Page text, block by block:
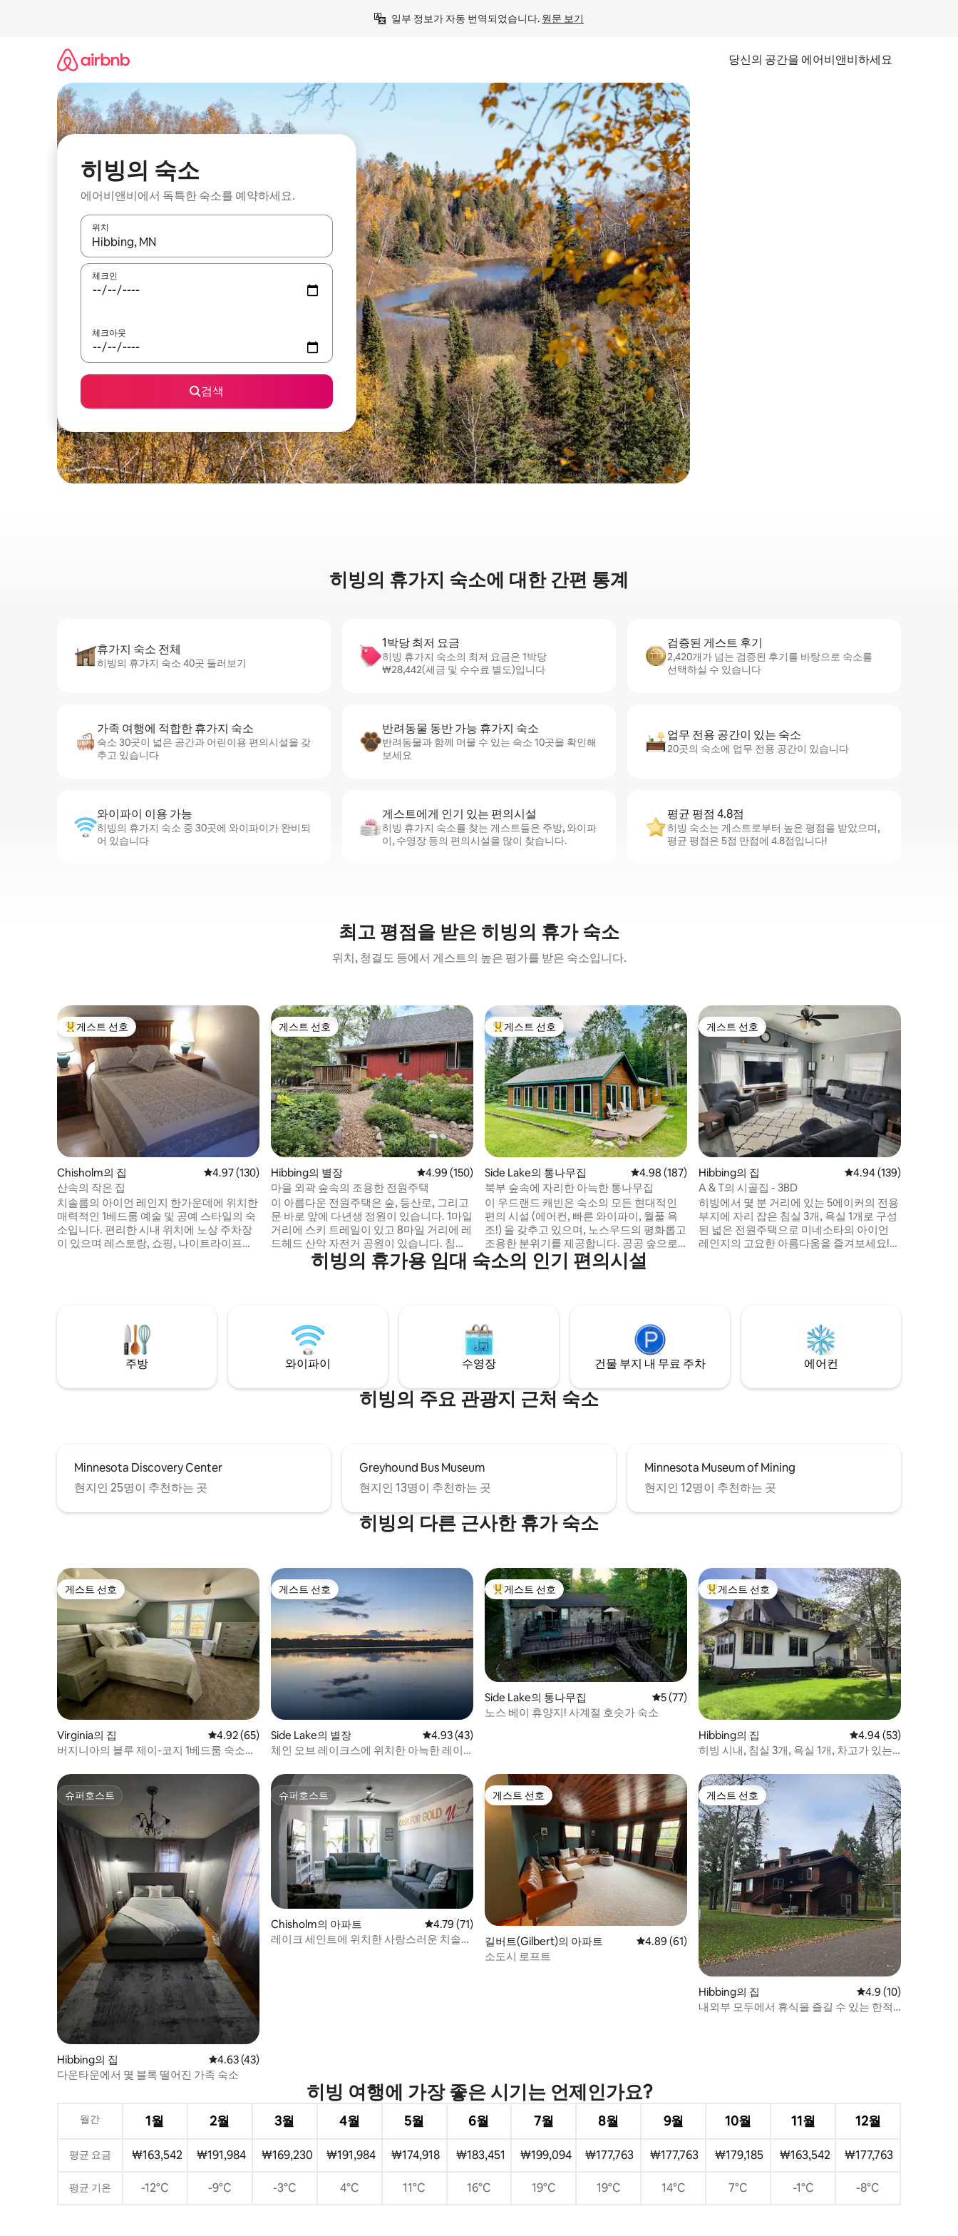
일부 정보가 자동 번역되었습니다. 원문 보기
당신의 공간을 에어비앤비하세요
히빙의 숙소
에어비앤비에서 독특한 숙소를 예약하세요.
위치
결과가 나오면 위·아래 화살표 키를 사용하거나 터치 또는 스와이프 동작으로 탐색하세요.
체크인
체크아웃
검색
히빙의 휴가지 숙소에 대한 간편 통계
휴가지 숙소 전체
히빙의 휴가지 숙소 40곳 둘러보기
1박당 최저 요금
히빙 휴가지 숙소의 최저 요금은 1박당
₩28,442(세금 및 수수료 별도)입니다
검증된 게스트 후기
2,420개가 넘는 검증된 후기를 바탕으로 숙소를
선택하실 수 있습니다
가족 여행에 적합한 휴가지 숙소
숙소 30곳이 넓은 공간과 어린이용 편의시설을 갖
추고 있습니다
반려동물 동반 가능 휴가지 숙소
반려동물과 함께 머물 수 있는 숙소 10곳을 확인해
보세요
업무 전용 공간이 있는 숙소
20곳의 숙소에 업무 전용 공간이 있습니다
와이파이 이용 가능
히빙의 휴가지 숙소 중 30곳에 와이파이가 완비되
어 있습니다
게스트에게 인기 있는 편의시설
히빙 휴가지 숙소를 찾는 게스트들은 주방, 와이파
이, 수영장 등의 편의시설을 많이 찾습니다.
평균 평점 4.8점
히빙 숙소는 게스트로부터 높은 평점을 받았으며,
평균 평점은 5점 만점에 4.8점입니다!
최고 평점을 받은 히빙의 휴가 숙소
위치, 청결도 등에서 게스트의 높은 평가를 받은 숙소입니다.
상위 게스트 선호
게스트 선호
Chisholm의 집 평점 4.97점(5점 만점), 후기 130개
4.97 (130)
산속의 작은 집
치솔름의 아이언 레인지 한가운데에 위치한
매력적인 1베드룸 예술 및 공예 스타일의 숙
소입니다. 편리한 시내 위치에 노상 주차장
이 있으며 레스토랑, 쇼핑, 나이트라이프까
솔로 여행자 또는 출장자에게 적합합니다.
근처에 산책과 자전거 타기를 즐길 수 있는
메사비 트레일이 있습니다. 근처에 전기차
충전소가 있습니다.
게스트 선호
게스트 선호
Hibbing의 별장 평점 4.99점(5점 만점), 후기 150개
4.99 (150)
마을 외곽 숲속의 조용한 전원주택
이 아름다운 전원주택은 숲, 등산로, 그리고
문 바로 앞에 다년생 정원이 있습니다. 1마일
거리에 스키 트레일이 있고 8마일 거리에 레
드헤드 산악 자전거 공원이 있습니다. 침실
2개, 욕실 2개의 숙소로 가구가 완비되어 있
으며 완전히 개조되었습니다. 주방에는 집
트 덴은 휴식을 취하고 독서를 즐길 수 있는
아름다운 장소입니다. 겨울에는 나무 난로
가 따뜻한 분위기를 제공합니다.
상위 게스트 선호
게스트 선호
Side Lake의 통나무집 평점 4.98점(5점 만점), 후기 187개
4.98 (187)
북부 숲속에 자리한 아늑한 통나무집
이 우드랜드 캐빈은 숙소의 모든 현대적인
편의 시설 (에어컨, 빠른 와이파이, 월풀 욕
조!) 을 갖추고 있으며, 노스우드의 평화롭고
조용한 분위기를 제공합니다. 공공 숲으로
둘러싸여 있으며, 스터전 레이크 체인 근처
에 있으며, 몇 시간 동안 야외 활동을 즐길 수
것을 갖추고 있습니다. 반려동물(및 반려동
물 주인을 환영합니다). 예약 전에 반려동물
정책을 확인하세요(아래 참조).
게스트 선호
게스트 선호
Hibbing의 집 평점 4.94점(5점 만점),
4.94 (139)
A & T의 시골집 - 3BD
히빙에서 몇 분 거리에 있는 5에이커의 전용
부지에 자리 잡은 침실 3개, 욕실 1개로 구성
된 넓은 전원주택으로 미네소타의 아이언
레인지의 고요한 아름다움을 즐겨보세요!
활동을 좋아하는 사람 또는 도시의 번잡함
에서 벗어나 조용한 휴가를 즐기고 싶은 사
히빙의 휴가용 임대 숙소의 인기 편의시설
주방 와이파이 수영장 건물 부지 내 무료 주차 에어컨
히빙의 주요 관광지 근처 숙소
Minnesota Discovery Center
현지인 25명이 추천하는 곳
Greyhound Bus Museum
현지인 13명이 추천하는 곳
Minnesota Museum of Mining
현지인 12명이 추천하는 곳
히빙의 다른 근사한 휴가 숙소
게스트 선호
게스트 선호
Virginia의 집 평점 4.92점(5점 만점), 후기 65개
4.92 (65)
버지니아의 블루 제이-코지 1베드룸 숙소는
게스트 선호
게스트 선호
Side Lake의 별장 평점 4.93점(5점 만점), 후기 43개
4.93 (43)
체인 오브 레이크스에 위치한 아늑한 레이
상위 게스트 선호
게스트 선호
Side Lake의 통나무집 평점 5점(5점 만점), 후기 77개
5 (77)
노스 베이 휴양지! 사계절 호숫가 숙소
상위 게스트 선호
게스트 선호
Hibbing의 집 평점 4.94점(5점 만점),
4.94 (53)
히빙 시내, 침실 3개, 욕실 1개, 차고가 있는
슈퍼호스트
슈퍼호스트
Hibbing의 집 평점 4.63점(5점 만점), 후기 43개
4.63 (43)
다운타운에서 몇 블록 떨어진 가족 숙소
슈퍼호스트
슈퍼호스트
Chisholm의 아파트 평점 4.79점(5점 만점), 후기 71개
4.79 (71)
레이크 세인트에 위치한 사랑스러운 치솔름
게스트 선호
게스트 선호
길버트(Gilbert)의 아파트 평점 4.89점(5점 만점), 후기 61개
4.89 (61)
소도시 로프트
게스트 선호
게스트 선호
Hibbing의 집 평점 4.9점(5점 만점
4.9 (10)
내외부 모두에서 휴식을 즐길 수 있는 한적
히빙 여행에 가장 좋은 시기는 언제인가요?
월간 1월 2월 3월 4월 5월 6월 7월 8월 9월 10월 11월 12월
평균 요금 ₩163,542 ₩191,984 ₩169,230 ₩191,984 ₩174,918 ₩183,451 ₩199,094 ₩177,763 ₩177,763 ₩179,185 ₩163,542 ₩177,763
평균 기온 -12°C -9°C -3°C 4°C 11°C 16°C 19°C 19°C 14°C 7°C -1°C -8°C